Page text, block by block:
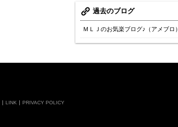
過去のブログ
ＭＬＪのお気楽ブログ♪（アメブロ）
LINK
PRIVACY POLICY